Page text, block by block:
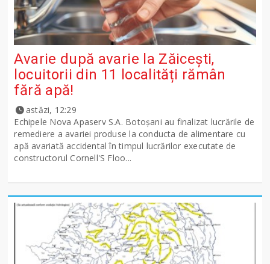
Avarie după avarie la Zăicești,
locuitorii din 11 localități rămân
fără apă!
astăzi, 12:29
Echipele Nova Apaserv S.A. Botoșani au finalizat lucrările de
remediere a avariei produse la conducta de alimentare cu
apă avariată accidental în timpul lucrărilor executate de
constructorul Cornell'S Floo...